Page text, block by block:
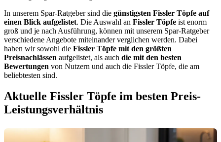
In unserem Spar-Ratgeber sind die günstigsten Fissler Töpfe auf
einen Blick aufgelistet. Die Auswahl an Fissler Töpfe ist enorm
groß und je nach Ausführung, können mit unserem Spar-Ratgeber
verschiedene Angebote miteinander verglichen werden. Dabei
haben wir sowohl die Fissler Töpfe mit den größten
Preisnachlässen aufgelistet, als auch die mit den besten
Bewertungen von Nutzern und auch die Fissler Töpfe, die am
beliebtesten sind.
Aktuelle Fissler Töpfe im besten Preis-
Leistungsverhältnis